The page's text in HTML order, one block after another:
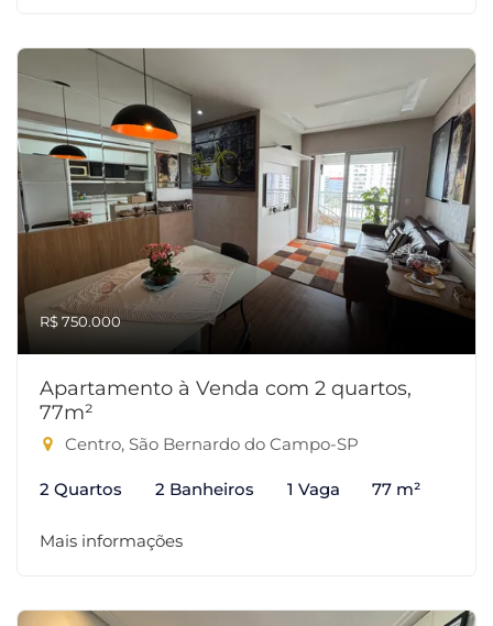
R$ 750.000
Apartamento à Venda com 2 quartos,
77m²
Centro, São Bernardo do Campo-SP
2 Quartos 2 Banheiros 1 Vaga 77 m²
Mais informações